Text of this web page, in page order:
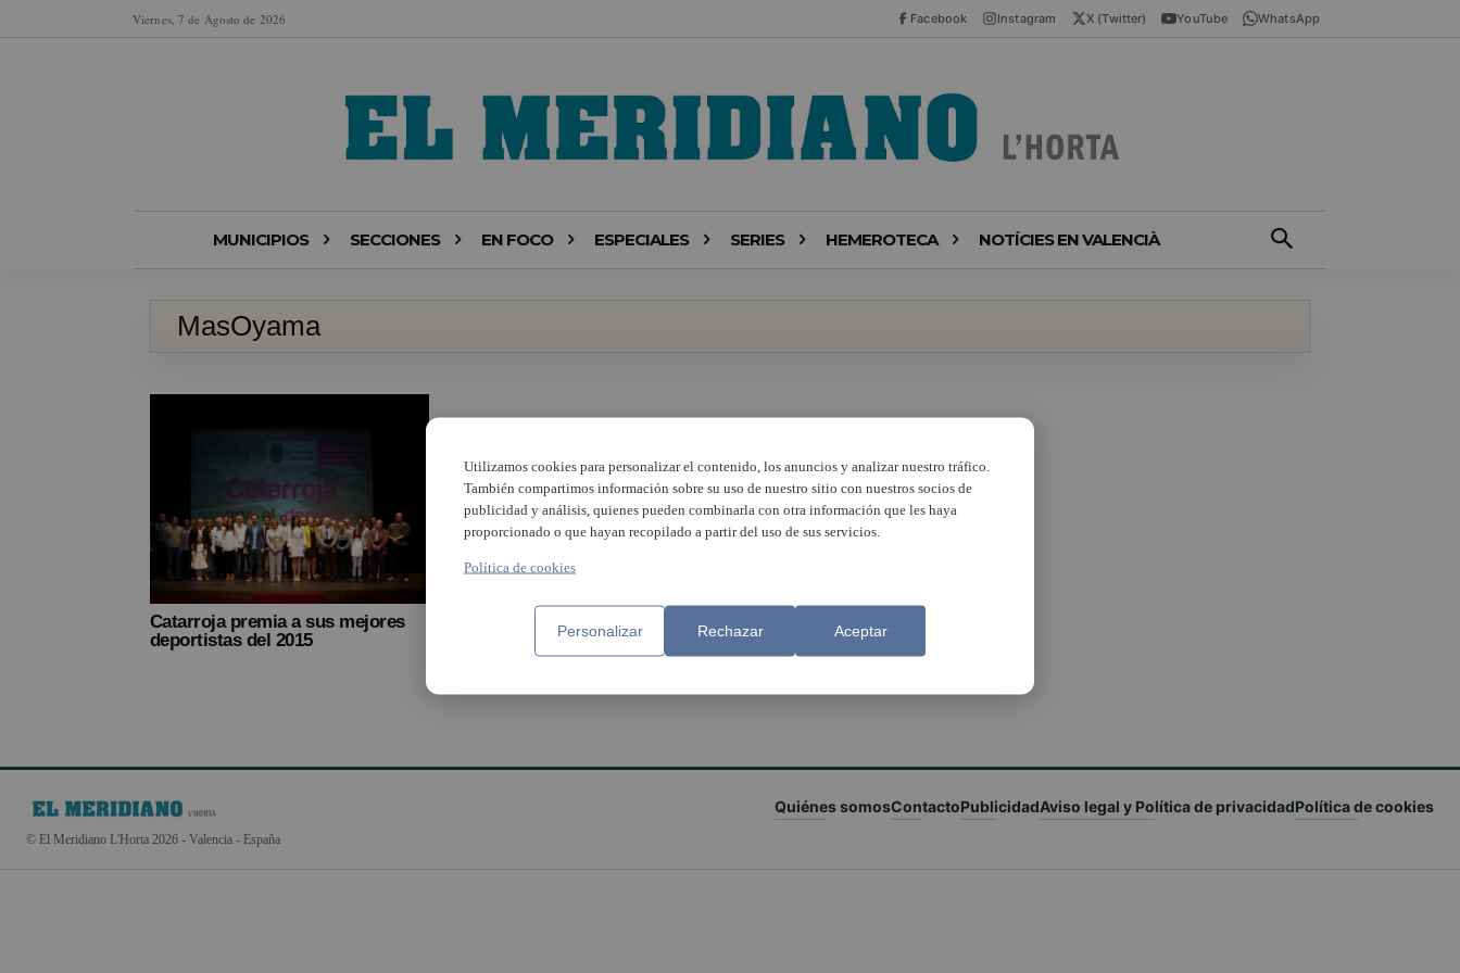
Viernes, 7 de Agosto de 2026 Facebook Instagram X (Twitter) YouTube WhatsApp
MUNICIPIOS SECCIONES EN FOCO ESPECIALES SERIES HEMEROTECA NOTÍCIES EN VALENCIÀ
MasOyama
Catarroja premia a sus mejores
deportistas del 2015
© El Meridiano L'Horta 2026 - Valencia - España
Quiénes somosContactoPublicidadAviso legal y Política de privacidadPolítica de cookies
Utilizamos cookies para personalizar el contenido, los anuncios y analizar nuestro tráfico.
También compartimos información sobre su uso de nuestro sitio con nuestros socios de
publicidad y análisis, quienes pueden combinarla con otra información que les haya
proporcionado o que hayan recopilado a partir del uso de sus servicios.
Política de cookies
Personalizar Rechazar Aceptar